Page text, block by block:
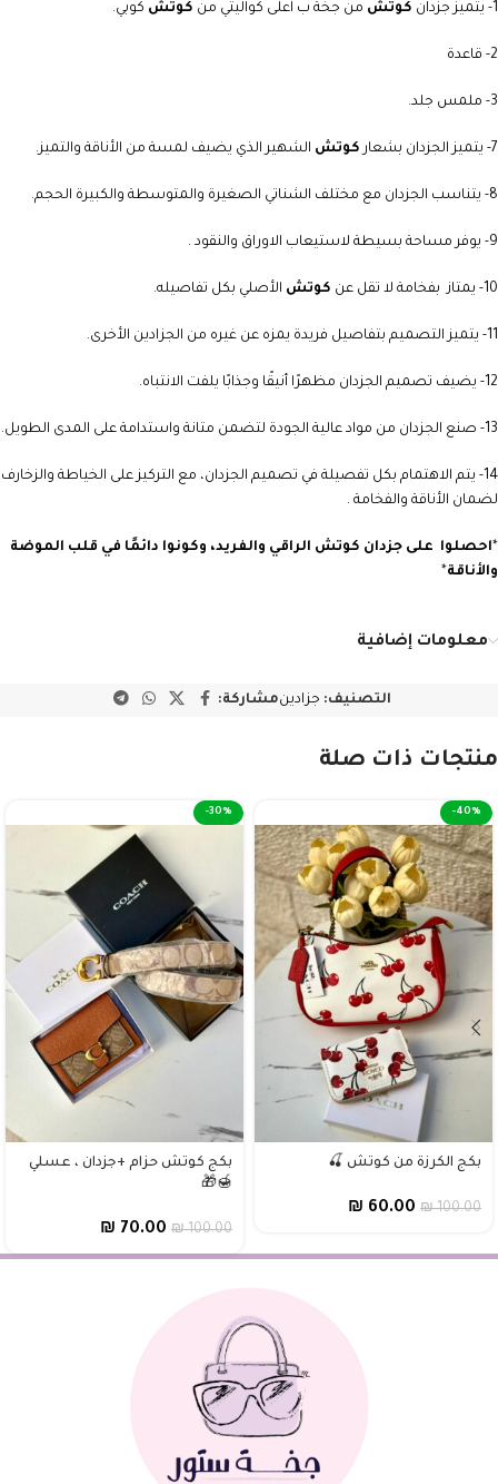
1- يتميز جزدان كوتش من جخة ب اعلى كواليتي من كوتش كوبي.
2- قاعدة
3- ملمس جلد.
7- يتميز الجزدان بشعار كوتش الشهير الذي يضيف لمسة من الأناقة والتميز.
8- يتناسب الجزدان مع مختلف الشناتي الصغيرة والمتوسطة والكبيرة الحجم.
9- يوفر مساحة بسيطة لاستيعاب الاوراق والنقود .
10- يمتاز بفخامة لا تقل عن كوتش الأصلي بكل تفاصيله.
11- يتميز التصميم بتفاصيل فريدة يمزه عن غيره من الجزادين الأخرى.
12- يضيف تصميم الجزدان مظهرًا أنيقًا وجذابًا يلفت الانتباه.
13- صنع الجزدان من مواد عالية الجودة لتضمن متانة واستدامة على المدى الطويل.
14- يتم الاهتمام بكل تفصيلة في تصميم الجزدان، مع التركيز على الخياطة والزخارف
لضمان الأناقة والفخامة .
*احصلوا على جزدان كوتش الراقي والفريد، وكونوا دائمًا في قلب الموضة
والأناقة*
معلومات إضافية
التصنيف: جزادينمشاركة:
منتجات ذات صلة
-40%
بكج الكرزة من كوتش 🍒
₪100.00
₪ 60.00
-30%
بكج كوتش حزام +جزدان ، عسلي
🍯🎁
₪100.00
₪ 70.00